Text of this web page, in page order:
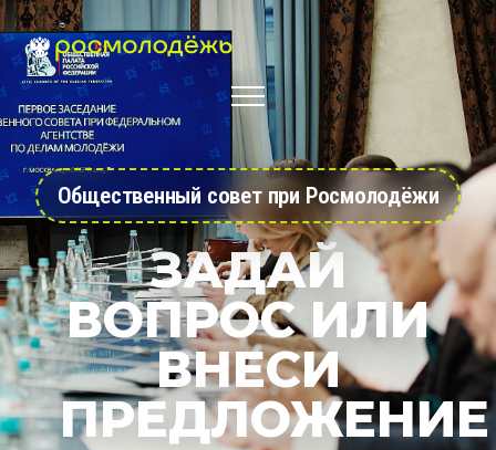
Общественный совет при Росмолодёжи
ЗАДАЙ
ВОПРОС ИЛИ
ВНЕСИ
ПРЕДЛОЖЕНИЕ